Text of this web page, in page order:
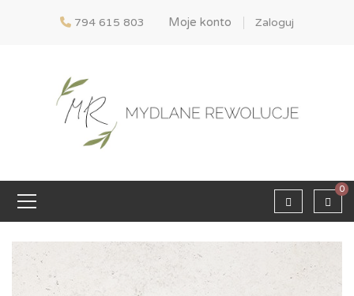
794 615 803 Moje konto Zaloguj
0